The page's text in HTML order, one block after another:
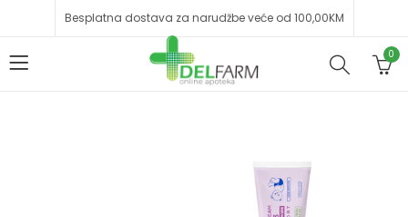
Besplatna dostava za narudžbe veće od 100,00KM
0